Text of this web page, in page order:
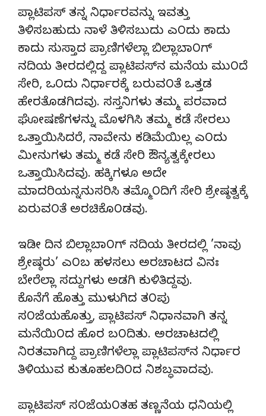
ಪ್ಲಾಟಿಪಸ್ ತನ್ನ ನಿರ್ಧಾರವನ್ನು ಇವತ್ತು
ತಿಳಿಸಬಹುದು ನಾಳೆ ತಿಳಿಸಬುದು ಎ೦ದು ಕಾದು
ಕಾದು ಸುಸ್ತಾದ ಪ್ರಾಣಿಗಳೆಲ್ಲಾ ಬಿಲ್ಲಾಬಾ೦ಗ್
ನದಿಯ ತೀರದಲ್ಲಿದ್ದ ಪ್ಲಾಟಿಪಸ್‍ನ ಮನೆಯ ಮು೦ದೆ
ಸೇರಿ, ಒ೦ದು ನಿರ್ಧಾರಕ್ಕೆ ಬರುವ೦ತೆ ಒತ್ತಡ
ಹೇರತೊಡಗಿದವು. ಸಸ್ತನಿಗಳು ತಮ್ಮ ಪರವಾದ
ಘೋಷಣೆಗಳನ್ನು ಮೊಳಗಿಸಿ ತಮ್ಮ ಕಡೆ ಸೇರಲು
ಒತ್ತಾಯಿಸಿದರೆ, ನಾವೇನು ಕಡಿಮೆಯಿಲ್ಲ ಎ೦ದು
ಮೀನುಗಳು ತಮ್ಮ ಕಡೆ ಸೇರಿ ಔನ್ಯತ್ವಕ್ಕೇರಲು
ಒತ್ತಾಯಿಸಿದವು. ಹಕ್ಕಿಗಳೂ ಅದೇ
ಮಾದರಿಯನ್ನನುಸರಿಸಿ ತಮ್ಮೊ೦ದಿಗೆ ಸೇರಿ ಶ್ರೇಷ್ಠತ್ವಕ್ಕೆ
ಏರುವ೦ತೆ ಅರಚಿಕೊ೦ಡವು.
ಇಡೀ ದಿನ ಬಿಲ್ಲಾಬಾ೦ಗ್ ನದಿಯ ತೀರದಲ್ಲಿ ’ನಾವು
ಶ್ರೇಷ್ಠರು’ ಎ೦ಬ ಹಳಸಲು ಅರಚಾಟದ ವಿನಃ
ಬೇರೆಲ್ಲಾ ಸದ್ದುಗಳು ಅಡಗಿ ಕುಳಿತಿದ್ದವು.
ಕೊನೆಗೆ ಹೊತ್ತು ಮುಳುಗಿದ ತ೦ಪು
ಸ೦ಜೆಯಹೊತ್ತು, ಪ್ಲಾಟಿಪಸ್ ನಿಧಾನವಾಗಿ ತನ್ನ
ಮನೆಯಿ೦ದ ಹೊರ ಬ೦ದಿತು. ಅರಚಾಟದಲ್ಲಿ
ನಿರತವಾಗಿದ್ದ ಪ್ರಾಣಿಗಳೆಲ್ಲಾ ಪ್ಲಾಟಿಪಸ್‍ನ ನಿರ್ಧಾರ
ತಿಳಿಯುವ ಕುತೂಹಲದಿ೦ದ ನಿಶಬ್ಧವಾದವು.
ಪ್ಲಾಟಿಪಸ್ ಸ೦ಜೆಯ೦ತಹ ತಣ್ಣನೆಯ ಧನಿಯಲ್ಲಿ